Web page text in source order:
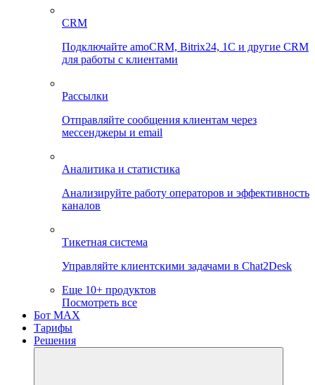
CRM
Подключайте amoCRM, Bitrix24, 1C и другие CRM
для работы с клиентами
Рассылки
Отправляйте сообщения клиентам через
мессенджеры и email
Аналитика и статистика
Анализируйте работу операторов и эффективность
каналов
Тикетная система
Управляйте клиентскими задачами в Chat2Desk
Еще 10+ продуктов
Посмотреть все
Бот MAX
Тарифы
Решения